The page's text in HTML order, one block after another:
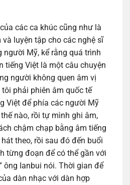
các ca khúc cũng như là
luyện tập cho các nghệ sĩ
người Mỹ, kể rằng quá trình
tiếng Việt là một câu chuyện
người không quen âm vị
phải phiên âm quốc tế
Việt để phía các người Mỹ
nào, rồi tự mình ghi âm,
chậm chạp bằng âm tiếng
theo, rồi sau đó đến buổi
từng đoạn để có thể gần với
ông Ianbui nói. Thời gian để
dàn nhạc với dàn hợp